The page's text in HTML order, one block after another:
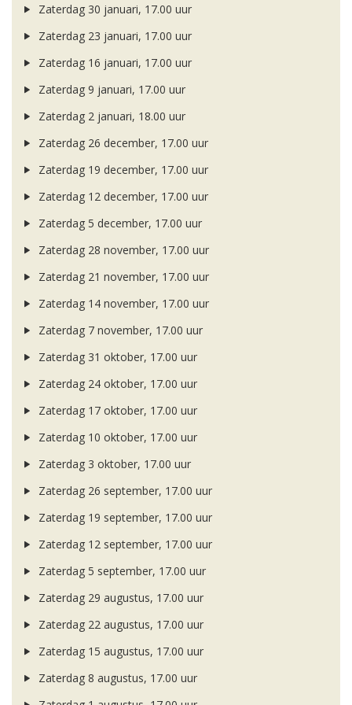
Zaterdag 30 januari, 17.00 uur
Zaterdag 23 januari, 17.00 uur
Zaterdag 16 januari, 17.00 uur
Zaterdag 9 januari, 17.00 uur
Zaterdag 2 januari, 18.00 uur
Zaterdag 26 december, 17.00 uur
Zaterdag 19 december, 17.00 uur
Zaterdag 12 december, 17.00 uur
Zaterdag 5 december, 17.00 uur
Zaterdag 28 november, 17.00 uur
Zaterdag 21 november, 17.00 uur
Zaterdag 14 november, 17.00 uur
Zaterdag 7 november, 17.00 uur
Zaterdag 31 oktober, 17.00 uur
Zaterdag 24 oktober, 17.00 uur
Zaterdag 17 oktober, 17.00 uur
Zaterdag 10 oktober, 17.00 uur
Zaterdag 3 oktober, 17.00 uur
Zaterdag 26 september, 17.00 uur
Zaterdag 19 september, 17.00 uur
Zaterdag 12 september, 17.00 uur
Zaterdag 5 september, 17.00 uur
Zaterdag 29 augustus, 17.00 uur
Zaterdag 22 augustus, 17.00 uur
Zaterdag 15 augustus, 17.00 uur
Zaterdag 8 augustus, 17.00 uur